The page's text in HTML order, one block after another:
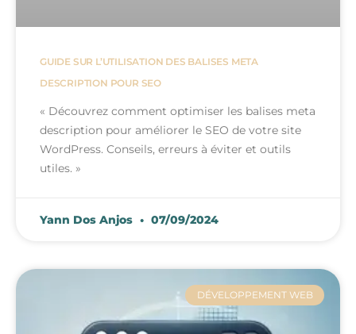
GUIDE SUR L’UTILISATION DES BALISES META
DESCRIPTION POUR SEO
« Découvrez comment optimiser les balises meta
description pour améliorer le SEO de votre site
WordPress. Conseils, erreurs à éviter et outils
utiles. »
Yann Dos Anjos 07/09/2024
DÉVELOPPEMENT WEB